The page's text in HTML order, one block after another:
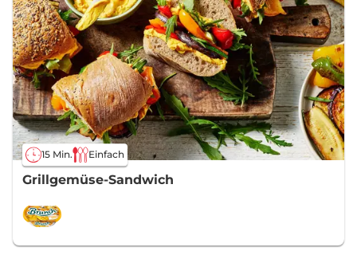
15 Min. Einfach
Grillgemüse-Sandwich